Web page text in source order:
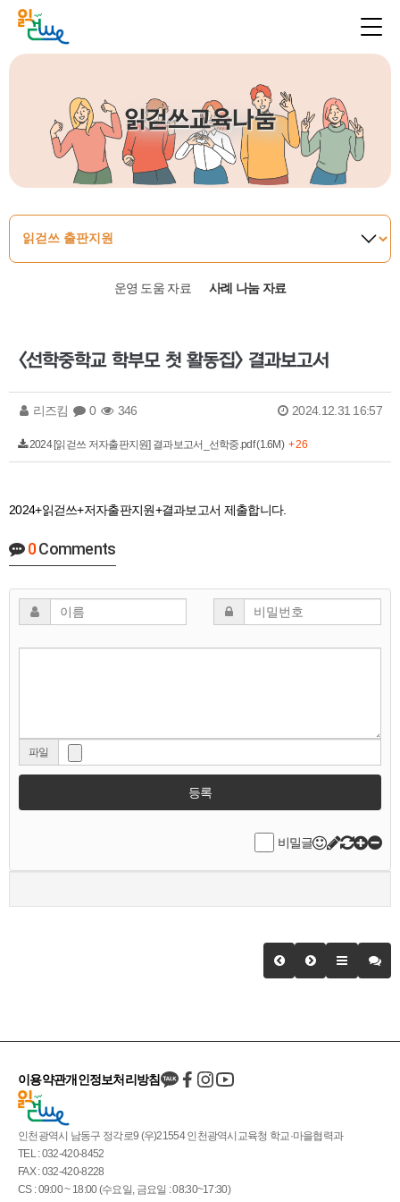
읽걷쓰교육나눔
운영 도움 자료 사례 나눔 자료
<선학중학교 학부모 첫 활동집> 결과보고서
리즈킴 0 346 2024.12.31 16:57
2024 [읽걷쓰 저자출판지원] 결과보고서_선학중.pdf (1.6M) + 26
2024+읽걷쓰+저자출판지원+결과보고서 제출합니다.
0Comments
파일
등록
비밀글
인천광역시 남동구 정각로9 (우)21554 인천광역시교육청 학교·마을협력과
TEL : 032-420-8452
FAX : 032-420-8228
CS : 09:00 ~ 18:00 (수요일, 금요일 : 08:30~17:30)
이용약관개인정보처리방침